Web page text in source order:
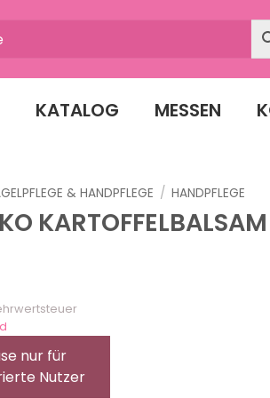
KATALOG MESSEN
& HANDPFLEGE / HANDPFLEGE
nur für
Nutzer